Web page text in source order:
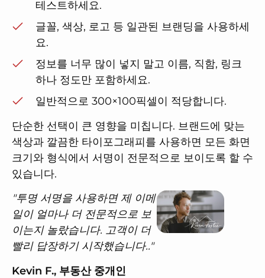
테스트하세요.
글꼴, 색상, 로고 등 일관된 브랜딩을 사용하세
요.
정보를 너무 많이 넣지 말고 이름, 직함, 링크
하나 정도만 포함하세요.
일반적으로 300×100픽셀이 적당합니다.
단순한 선택이 큰 영향을 미칩니다. 브랜드에 맞는
색상과 깔끔한 타이포그래피를 사용하면 모든 화면
크기와 형식에서 서명이 전문적으로 보이도록 할 수
있습니다.
"투명 서명을 사용하면 제 이메
일이 얼마나 더 전문적으로 보
이는지 놀랐습니다. 고객이 더
빨리 답장하기 시작했습니다.."
Kevin F., 부동산 중개인